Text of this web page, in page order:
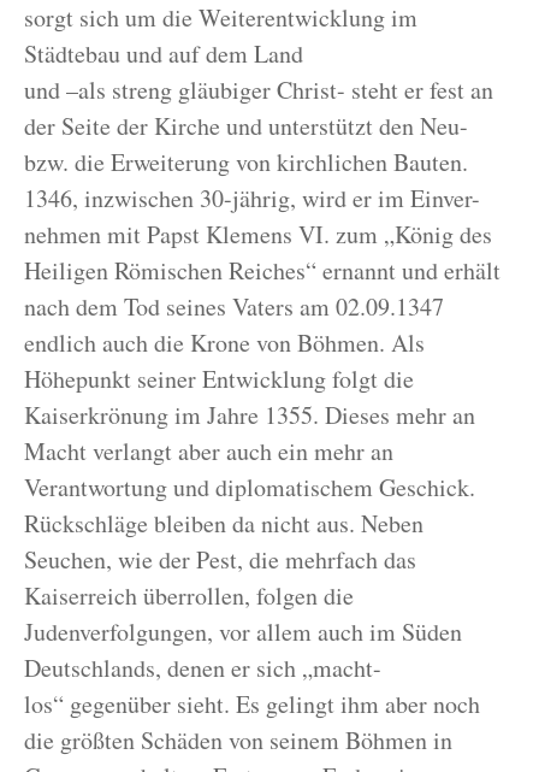
sorgt sich um die Weiterentwicklung im
Städtebau und auf dem Land
und –als streng gläubiger Christ- steht er fest an
der Seite der Kirche und unterstützt den Neu-
bzw. die Erweiterung von kirchlichen Bauten.
1346, inzwischen 30-jährig, wird er im Einver-
nehmen mit Papst Klemens VI. zum „König des
Heiligen Römischen Reiches“ ernannt und erhält
nach dem Tod seines Vaters am 02.09.1347
endlich auch die Krone von Böhmen. Als
Höhepunkt seiner Entwicklung folgt die
Kaiserkrönung im Jahre 1355. Dieses mehr an
Macht verlangt aber auch ein mehr an
Verantwortung und diplomatischem Geschick.
Rückschläge bleiben da nicht aus. Neben
Seuchen, wie der Pest, die mehrfach das
Kaiserreich überrollen, folgen die
Judenverfolgungen, vor allem auch im Süden
Deutschlands, denen er sich „macht-
los“ gegenüber sieht. Es gelingt ihm aber noch
die größten Schäden von seinem Böhmen in